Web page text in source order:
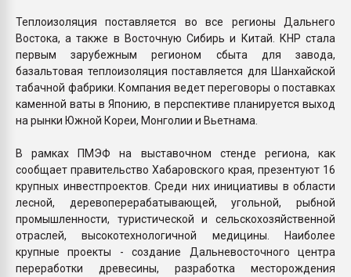
Теплоизоляция поставляется во все регионы Дальнего
Востока, а также в Восточную Сибирь и Китай. КНР стала
первым зарубежным регионом сбыта для завода,
базальтовая теплоизоляция поставляется для Шанхайской
табачной фабрики. Компания ведет переговоры о поставках
каменной ваты в Японию, в перспективе планируется выход
на рынки Южной Кореи, Монголии и Вьетнама.
В рамках ПМЭФ на выставочном стенде региона, как
сообщает правительство Хабаровского края, презентуют 16
крупных инвестпроектов. Среди них инициативы в области
лесной, деревоперерабатывающей, угольной, рыбной
промышленности, туристической и сельскохозяйственной
отраслей, высокотехнологичной медицины. Наиболее
крупные проекты - создание Дальневосточного центра
переработки древесины, разработка месторождения